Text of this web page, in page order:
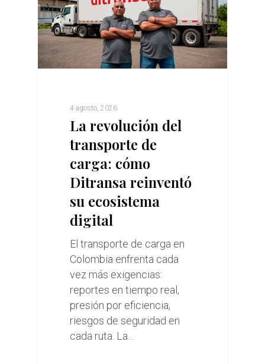
4 agosto, 2026
La revolución del
transporte de
carga: cómo
Ditransa reinventó
su ecosistema
digital
El transporte de carga en
Colombia enfrenta cada
vez más exigencias:
reportes en tiempo real,
presión por eficiencia,
riesgos de seguridad en
cada ruta. La…